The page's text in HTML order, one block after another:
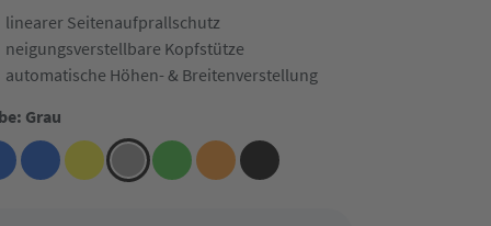
linearer Seitenaufprallschutz
neigungsverstellbare Kopfstütze
automatische Höhen- & Breitenverstellung
Grau